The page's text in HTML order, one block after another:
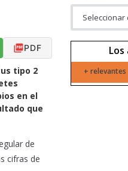
PDF
tipo 2
en el
que
de
cifras de
+ relevantes